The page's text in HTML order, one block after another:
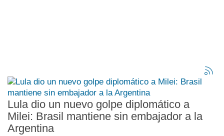
Lula dio un nuevo golpe diplomático a
Milei: Brasil mantiene sin embajador a la
Argentina